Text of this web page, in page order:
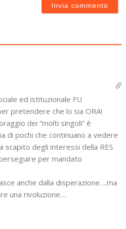
ed istituzionale FU
pretendere che lo sia ORA!
dei “molti singoli” è
di pochi che continuano a vedere
scapito degli interessi della RES
per mandato
anche dalla disperazione….ma
una rivoluzione…